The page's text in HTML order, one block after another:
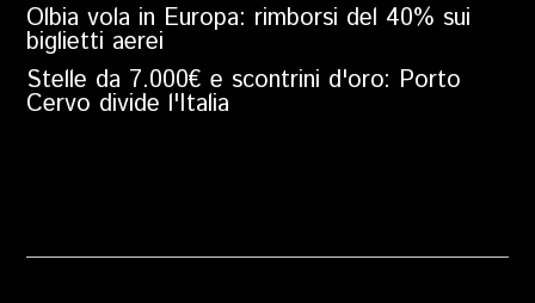
Olbia vola in Europa: rimborsi del 40% sui
biglietti aerei
Stelle da 7.000€ e scontrini d'oro: Porto
Cervo divide l'Italia